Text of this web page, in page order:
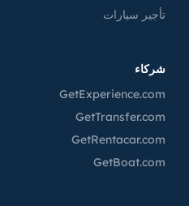
تأجير سيارات
شركاء
GetExperience.com
GetTransfer.com
GetRentacar.com
GetBoat.com